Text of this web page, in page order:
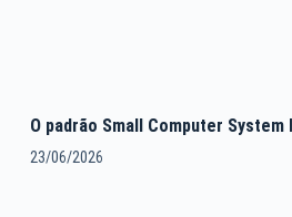
O padrão Small Computer
23/06/2026